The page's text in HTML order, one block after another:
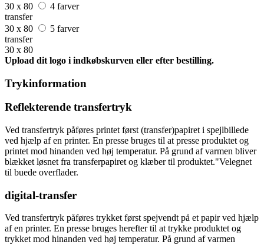
30 x 80
4 farver
transfer
30 x 80
5 farver
transfer
30 x 80
Upload dit logo i indkøbskurven eller efter bestilling.
Trykinformation
Reflekterende transfertryk
Ved transfertryk påføres printet først (transfer)papiret i spejlbillede
ved hjælp af en printer. En presse bruges til at presse produktet og
printet mod hinanden ved høj temperatur. På grund af varmen bliver
blækket løsnet fra transferpapiret og klæber til produktet."Velegnet
til buede overflader.
digital-transfer
Ved transfertryk påføres trykket først spejvendt på et papir ved hjælp
af en printer. En presse bruges herefter til at trykke produktet og
trykket mod hinanden ved høj temperatur. På grund af varmen